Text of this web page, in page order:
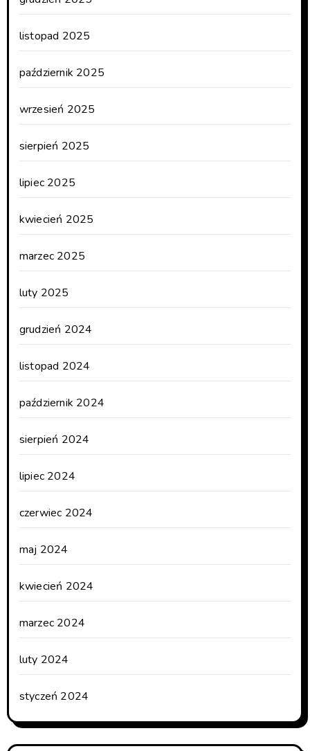
listopad 2025
październik 2025
wrzesień 2025
sierpień 2025
lipiec 2025
kwiecień 2025
marzec 2025
luty 2025
grudzień 2024
listopad 2024
październik 2024
sierpień 2024
lipiec 2024
czerwiec 2024
maj 2024
kwiecień 2024
marzec 2024
luty 2024
styczeń 2024